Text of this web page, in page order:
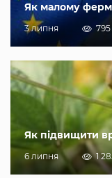
Як малому
3 липня 795
Як підвищити
6 липня 1